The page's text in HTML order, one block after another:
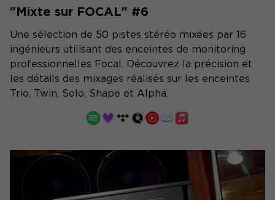
"Mixte sur FOCAL" #6
Une sélection de 50 pistes stéréo mixées par 16
ingénieurs utilisant des enceintes de monitoring
professionnelles Focal. Découvrez la précision et
les détails des mixages réalisés sur les enceintes
Trio, Twin, Solo, Shape et Alpha.